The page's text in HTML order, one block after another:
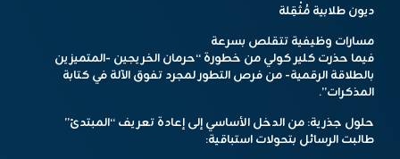
ديون طلابية مُثْقِلة
مسارات وظيفية تتقلص بسرعة
فيما حذرت كلير كولي من خطورة “حرمان الخريجين -المتميزين
بالطلاقة الرقمية- من فرص التطور لمجرد تفوق الآلة في كتابة
المذكرات”.
حلول جذرية: من الدخل الأساسي إلى إعادة تعريف “المبتدئ”
طالبت الرسائل بتحولات استباقية: